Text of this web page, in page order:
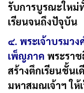
รับการบูรณะใหม่
เรียนจนถึงปัจุบัน
๔. พระเจ้าบรมว
เพ็ญภาค พระรา
สร้างตึกเรียนชั้น
มหาสมณเจ้าฯ ให้